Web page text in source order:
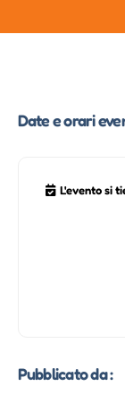
Date e orari
L'evento si
Pubblicato da :